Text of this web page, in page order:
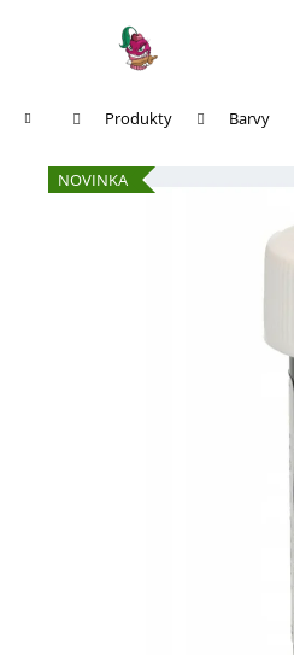
Domů Produkty Barvy
NOVINKA
Zpět
obchodu
Zpět
obchodu